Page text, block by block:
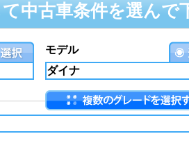
中古車条件を選んで
モデル